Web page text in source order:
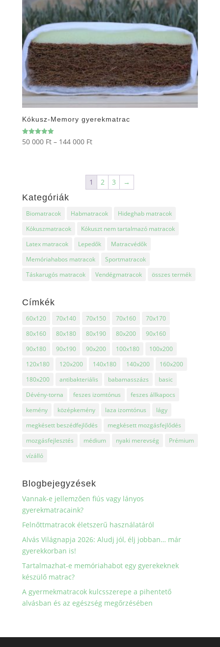
000 Ft
Kókusz-Memory gyerekmatrac
Értékelés:
5.00
50 000 Ft – 144 000 FtÁrtartomány:
-
144
1 2 3 →
Kategóriák
Biomatracok Habmatracok
Hideghab matracok
Kókuszmatracok
Kókuszt nem tartalmazó matracok
Latex matracok
Lepedők
Matracvédők
Memóriahabos matracok
Sportmatracok
Táskarugós matracok
Vendégmatracok összes termék
Címkék
60x120 70x140 70x150 70x160
70x170
80x160
80x180 80x190 80x200
90x160
90x180
90x190 90x200 100x180
100x200
120x180
120x200 140x180 140x200
160x200
180x200
antibakteriális babamasszázs
basic
Dévény-torna
feszes izomtónus
feszes állkapocs
kemény
középkemény laza izomtónus
lágy
megkésett beszédfejlődés
megkésett mozgásfejlődés
mozgásfejlesztés
médium nyaki merevség
Prémium
vízálló
Blogbejegyzések
Vannak-e jellemzően fiús vagy lányos
gyerekmatracaink?
Felnőttmatracok életszerű használatáról
Alvás Világnapja 2026: Aludj jól, élj jobban… már
gyerekkorban is!
Tartalmazhat-e memóriahabot egy gyerekeknek
készülő matrac?
A gyermekmatracok kulcsszerepe a pihentető
alvásban és az egészség megőrzésében